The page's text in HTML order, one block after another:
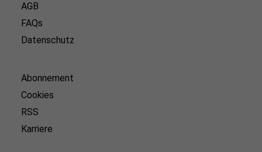
AGB
FAQs
Datenschutz
Abonnement
Cookies
RSS
Karriere